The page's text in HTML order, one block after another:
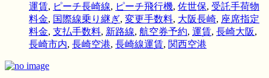
運賃, ピーチ長崎線, ピーチ飛行機, 佐世保, 受託手荷物
料金, 国際線乗り継ぎ, 変更手数料, 大阪長崎, 座席指定
料金, 支払手数料, 新路線, 航空券予約, 運賃, 長崎大阪,
長崎市内, 長崎空港, 長崎線運賃, 関西空港